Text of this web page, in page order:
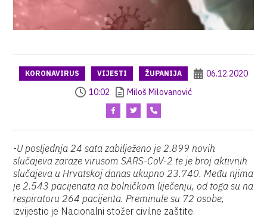
KORONAVIRUS VIJESTI ŽUPANIJA
06.12.2020
10:02
Miloš Milovanović
-U posljednja 24 sata zabilježeno je 2.899 novih
slučajeva zaraze virusom SARS-CoV-2 te je broj aktivnih
slučajeva u Hrvatskoj danas ukupno 23.740. Među njima
je 2.543 pacijenata na bolničkom liječenju, od toga su na
respiratoru 264 pacijenta. Preminule su 72 osobe,
izvijestio je Nacionalni stožer civilne zaštite.